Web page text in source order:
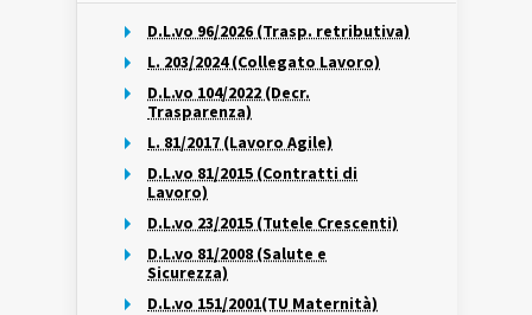
D.L.vo 96/2026 (Trasp. retributiva)
L. 203/2024 (Collegato Lavoro)
D.L.vo 104/2022 (Decr.
Trasparenza)
L. 81/2017 (Lavoro Agile)
D.L.vo 81/2015 (Contratti di
Lavoro)
D.L.vo 23/2015 (Tutele Crescenti)
D.L.vo 81/2008 (Salute e
Sicurezza)
D.L.vo 151/2001(TU Maternità)